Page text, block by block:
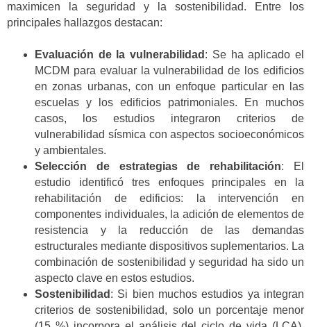
maximicen la seguridad y la sostenibilidad. Entre los
principales hallazgos destacan:
Evaluación de la vulnerabilidad : Se ha aplicado el
MCDM para evaluar la vulnerabilidad de los edificios
en zonas urbanas, con un enfoque particular en las
escuelas y los edificios patrimoniales. En muchos
casos, los estudios integraron criterios de
vulnerabilidad sísmica con aspectos socioeconómicos
y ambientales.
Selección de estrategias de rehabilitación: El
estudio identificó tres enfoques principales en la
rehabilitación de edificios: la intervención en
componentes individuales, la adición de elementos de
resistencia y la reducción de las demandas
estructurales mediante dispositivos suplementarios. La
combinación de sostenibilidad y seguridad ha sido un
aspecto clave en estos estudios.
Sostenibilidad : Si bien muchos estudios ya integran
criterios de sostenibilidad, solo un porcentaje menor